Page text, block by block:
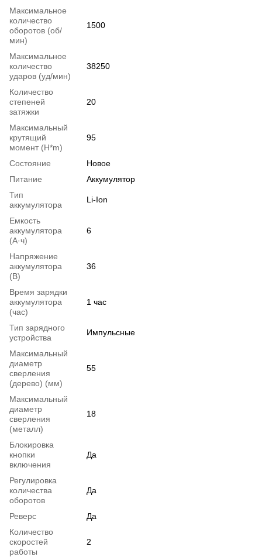
Максимальное
количество
оборотов (об/
мин)
1500
Максимальное
количество
ударов (уд/мин)
38250
Количество
степеней
затяжки
20
Максимальный
крутящий
момент (H*m)
95
Состояние
Новое
Питание
Аккумулятор
Тип
аккумулятора
Li-Ion
Емкость
аккумулятора
(А·ч)
6
Напряжение
аккумулятора
(В)
36
Время зарядки
аккумулятора
(час)
1 час
Тип зарядного
устройства
Импульсные
Максимальный
диаметр
сверления
(дерево) (мм)
55
Максимальный
диаметр
сверления
(металл)
18
Блокировка
кнопки
включения
Да
Регулировка
количества
оборотов
Да
Реверс
Да
Количество
скоростей
работы
2